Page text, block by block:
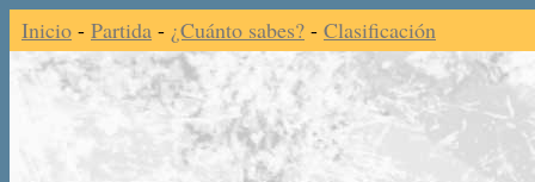
Inicio - Partida - ¿Cuánto sabes? - Clasificación